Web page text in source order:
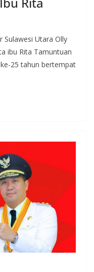
Sulawesi Utara Olly
ibu Rita Tamuntuan
25 tahun bertempat